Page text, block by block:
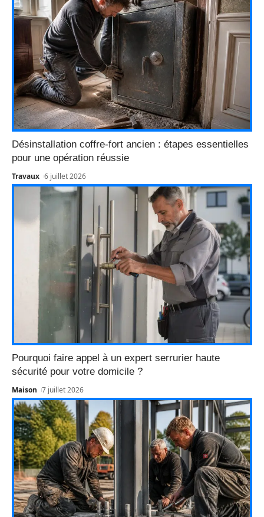
Désinstallation coffre-fort ancien : étapes essentielles
pour une opération réussie
Travaux 6 juillet 2026
Pourquoi faire appel à un expert serrurier haute
sécurité pour votre domicile ?
Maison 7 juillet 2026